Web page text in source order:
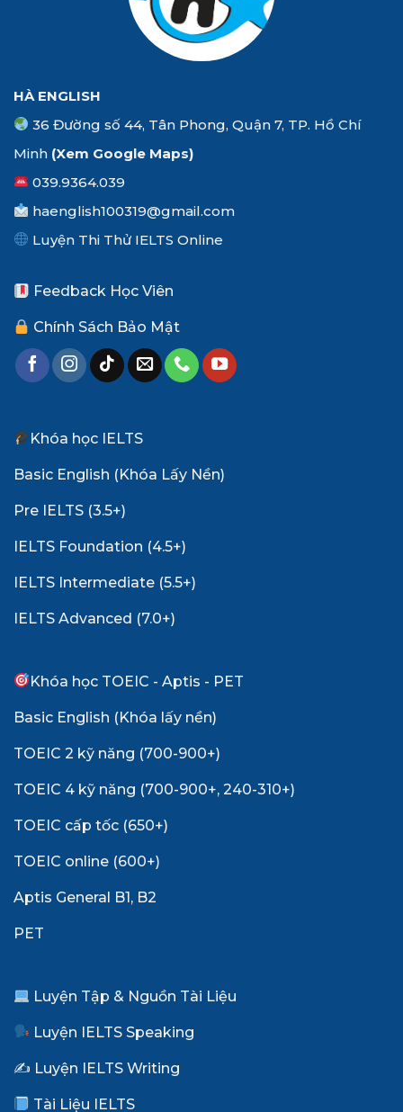
HÀ ENGLISH
36 Đường số 44, Tân Phong, Quận 7, TP. Hồ Chí
Minh (Xem Google Maps)
039.9364.039
haenglish100319@gmail.com
Luyện Thi Thử IELTS Online
Feedback Học Viên
Chính Sách Bảo Mật
Khóa học IELTS
Basic English (Khóa Lấy Nền)
Pre IELTS (3.5+)
IELTS Foundation (4.5+)
IELTS Intermediate (5.5+)
IELTS Advanced (7.0+)
Khóa học TOEIC - Aptis - PET
Basic English (Khóa lấy nền)
TOEIC 2 kỹ năng (700-900+)
TOEIC 4 kỹ năng (700-900+, 240-310+)
TOEIC cấp tốc (650+)
TOEIC online (600+)
Aptis General B1, B2
PET
Luyện Tập & Nguồn Tài Liệu
Luyện IELTS Speaking
✍️ Luyện IELTS Writing
Tài Liệu IELTS